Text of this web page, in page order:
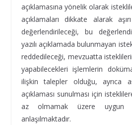
açıklamasına yönelik olarak
açıklamaları dikkate alarak
değerlendirileceği, bu
yazılı açıklamada bulunmayan
reddedileceği, mevzuatta
yapabilecekleri işlemlerin
ilişkin talepler olduğu, ayrıca
açıklaması sunulması için
az olmamak üzere uygun
anlaşılmaktadır.